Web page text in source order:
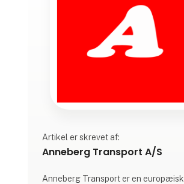
Artikel er skrevet af:
Anneberg Transport A/S
Anneberg Transport er en europæisk